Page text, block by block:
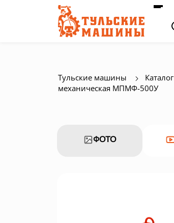
Тульские машины Каталог
механическая МПМФ-500У
ФОТО